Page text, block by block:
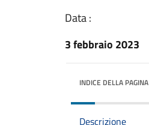
Data :
3 febbraio 2023
INDICE DELLA PAGINA
Descrizione